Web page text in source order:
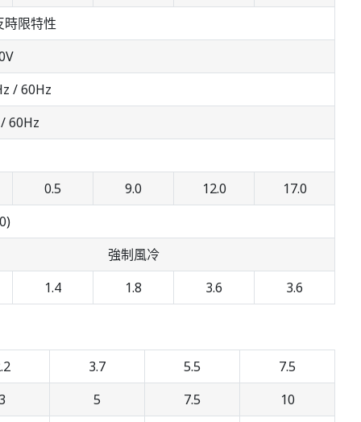
時限特性
/ 60Hz
60Hz
0.5 9.0 12.0
17.0
強制風冷
1.4
1.8 3.6 3.6
3.7 5.5
7.5
5 7.5
10